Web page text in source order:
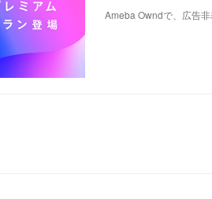
Ameba Owndで、広告